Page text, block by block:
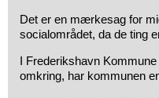
Det er en mærkesag for
socialområdet, da de ting
I Frederikshavn
omkring, har kommunen